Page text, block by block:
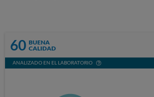
60 BUENA
CALIDAD
ANALIZADO EN EL LABORATORIO